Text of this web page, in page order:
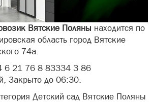
Вятские Поляны находится по
область город Вятские
74а.
6 21 76 8 83334 3 86
Закрыто до 06:30.
Детский сад Вятские Поляны